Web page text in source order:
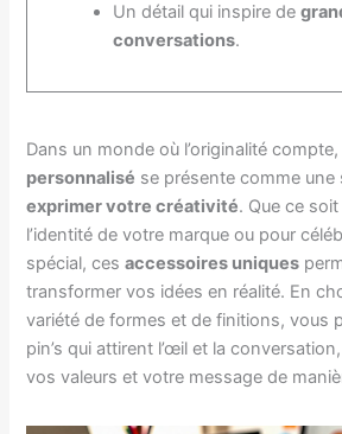
Un détail qui inspire de
conversations.
Dans un monde où l’originalité compte,
personnalisé se présente comme
exprimer votre créativité. Que ce
l’identité de votre marque ou pour
spécial, cesaccessoires uniques
transformer vos idées en réalité. En
variété de formes et de finitions, vous
pin’s qui attirent l’œil et la
vos valeurs et votre message de